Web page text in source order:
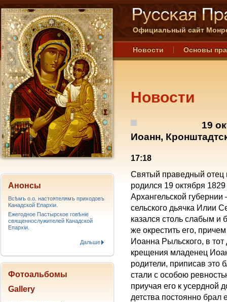
Официальный сайт
Новости Основы
Новости
19
Иоанн,
17:18
Святый праведный отец
родился 19 октября
Архангельской
сельского дьячка Илии
казался столь слабым и
же окрестить его,
Иоанна Рыльского, в
крещения младенец
родители, приписав это
стали с особою
приучая его к усердной
детства постоянно брал
Анонсы
Всѣмъ о.о. настоятелямъ приходовъ
Канадской Епархiи.
Ежегодное Пастырское говѣніе
священнослужителей Канадской
Епархіи.
Дальше
Фотоальбомы
Gallery